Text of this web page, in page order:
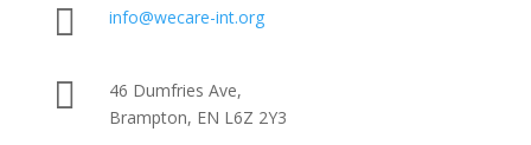
 info@wecare-int.org

46 Dumfries Ave,
Brampton, EN L6Z 2Y3